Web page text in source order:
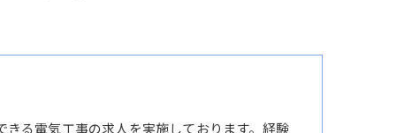
る電気工事の求人を実施しております。経験